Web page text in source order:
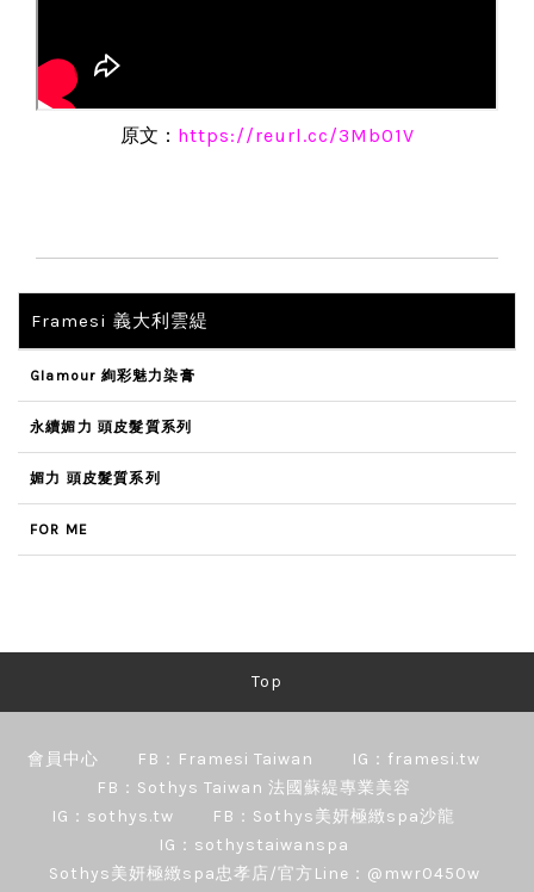
原文： https://reurl.cc/3Mb01V
Framesi 義大利雲緹
Glamour 絢彩魅力染膏
永續媚力 頭皮髮質系列
媚力 頭皮髮質系列
FOR ME
Top
會員中心 FB：Framesi Taiwan
IG：framesi.tw
FB：Sothys Taiwan 法國蘇緹專業美容
IG：sothys.tw
FB：Sothys美妍極緻spa沙龍
IG：sothystaiwanspa
Sothys美妍極緻spa忠孝店/官方Line：@mwr0450w